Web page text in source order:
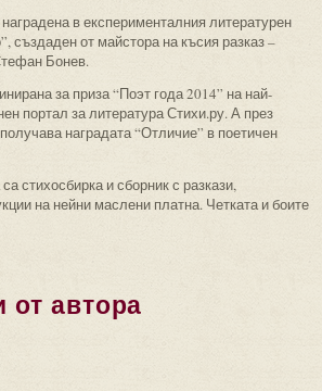
в експерименталния литературен
създаден от майстора на късия разказ –
Бонев.
за приза “Поэт года 2014” на най-
портал за литература Стихи.ру. А през
наградата “Отличие” в поетичен
стихосбирка и сборник с разкази,
на нейни маслени платна. Четката и боите
от автора